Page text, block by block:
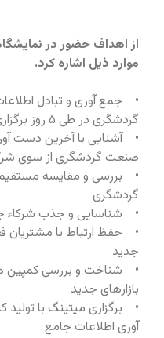
از اهداف حضور در
موارد ذیل اشاره کرد.
• جمع آوری و تبادل
گردشگری در طی ۵ روز برگزاری نمایشگاه
• آشنایی با آخرین دست
صنعت گردشگری از سوی
• بررسی و مقایسه
گردشگری
• شناسایی و جذب شرکاء
• حفظ ارتباط با مشتریان
جدید
• شناخت و بررسی کمپین
بازارهای جدید
• برگزاری میتینگ با
آوری اطلاعات جامع